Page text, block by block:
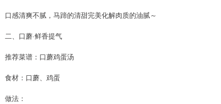
口感清爽不腻，马蹄的清甜完美化解肉质的油腻～
二、口蘑·鲜香提气
推荐菜谱：口蘑鸡蛋汤
食材：口蘑、鸡蛋
做法：